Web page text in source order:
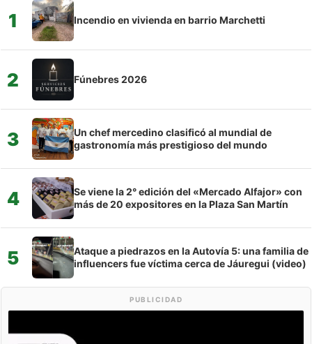
1 Incendio en vivienda en barrio Marchetti
2 Fúnebres 2026
3
Un chef mercedino clasificó al mundial de
gastronomía más prestigioso del mundo
4
Se viene la 2° edición del «Mercado Alfajor» con
más de 20 expositores en la Plaza San Martín
5
Ataque a piedrazos en la Autovía 5: una familia de
influencers fue víctima cerca de Jáuregui (video)
PUBLICIDAD